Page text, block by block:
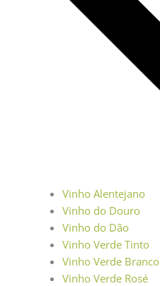
Vinho Alentejano
Vinho do Douro
Vinho do Dão
Vinho Verde Tinto
Vinho Verde Branco
Vinho Verde Rosé